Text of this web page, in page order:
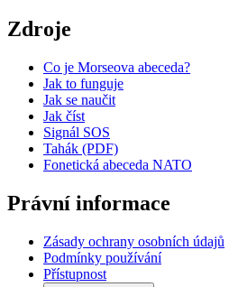
Zdroje
Co je Morseova abeceda?
Jak to funguje
Jak se naučit
Jak číst
Signál SOS
Tahák (PDF)
Fonetická abeceda NATO
Právní informace
Zásady ochrany osobních údajů
Podmínky používání
Přístupnost